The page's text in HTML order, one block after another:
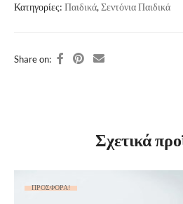
Κατηγορίες: Παιδικά,Σεντόνια Παιδικά
Share on:
Σχετικά
ΠΡΟΣΦΟΡΆ!